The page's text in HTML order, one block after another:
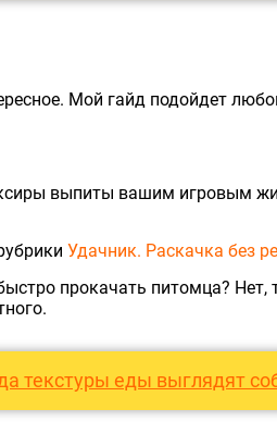
Мой гайд подойдет
выпиты вашим игровым
Удачник. Раскачка без
прокачать питомца?
текстуры еды выглядят